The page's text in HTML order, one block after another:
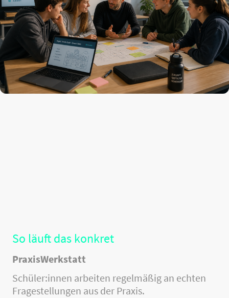
So läuft das konkret
PraxisWerkstatt
Schüler:innen arbeiten regelmäßig an echten
Fragestellungen aus der Praxis.